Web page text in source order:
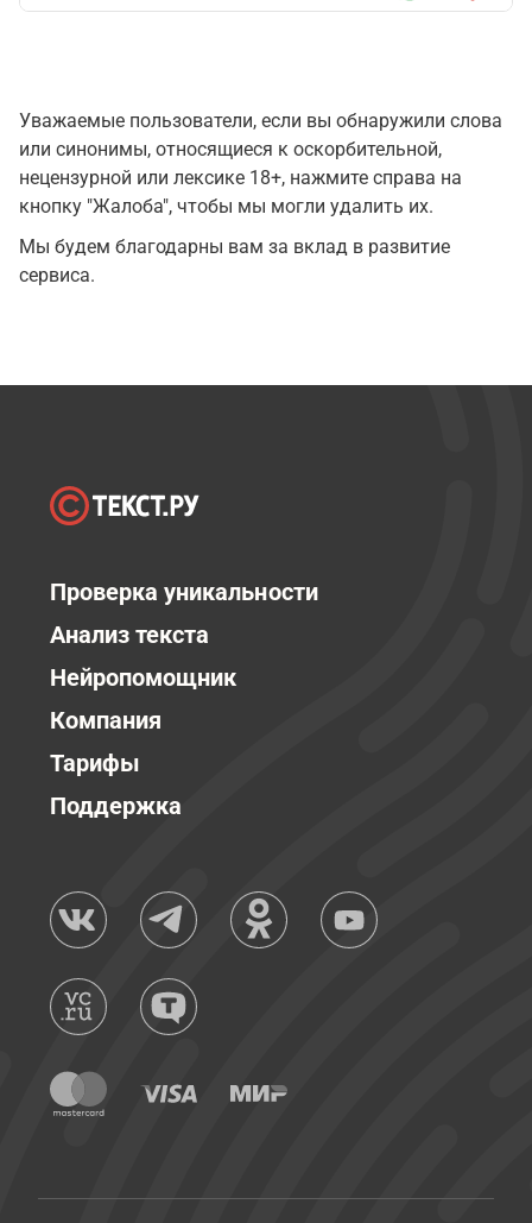
Уважаемые пользователи, если вы обнаружили слова
или синонимы, относящиеся к оскорбительной,
нецензурной или лексике 18+, нажмите справа на
кнопку "Жалоба", чтобы мы могли удалить их.
Мы будем благодарны вам за вклад в развитие
сервиса.
Проверка уникальности
Анализ текста
Нейропомощник
Компания
Тарифы
Поддержка